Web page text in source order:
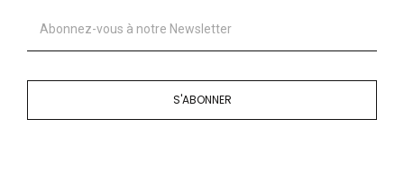
S'ABONNER